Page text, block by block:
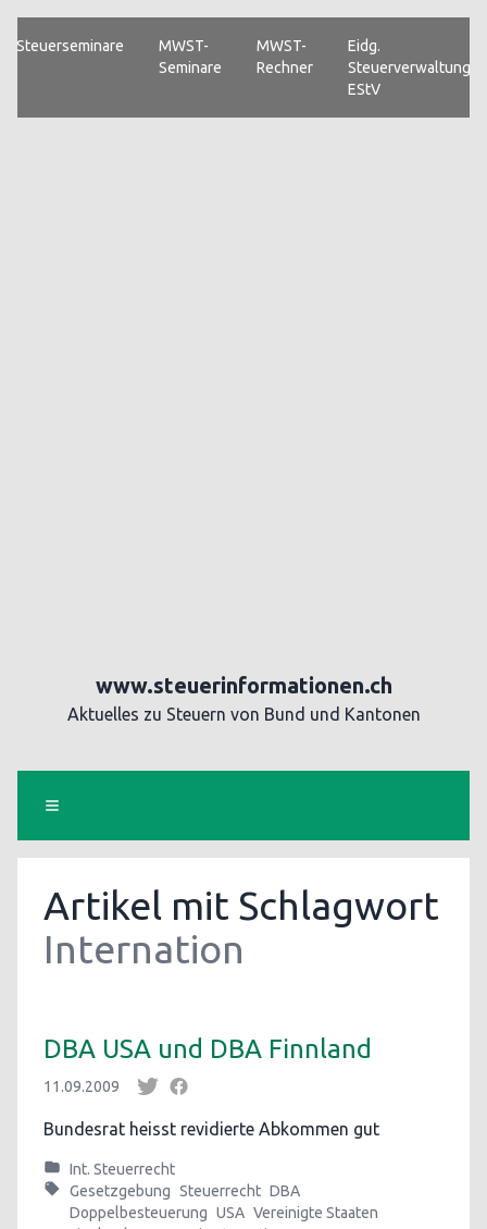
Steuerseminare
MWST-
Seminare
MWST-
Rechner
Eidg.
Steuerverwaltung
EStV
www.steuerinformationen.ch
Aktuelles zu Steuern von Bund und Kantonen
Artikel mit Schlagwort
Internation
DBA USA und DBA Finnland
11.09.2009
Bundesrat heisst revidierte Abkommen gut
Int. Steuerrecht
Gesetzgebung Steuerrecht DBA
Doppelbesteuerung USA Vereinigte Staaten